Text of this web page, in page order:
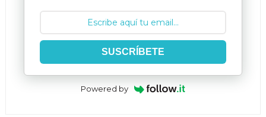
SUSCRÍBETE
Powered by